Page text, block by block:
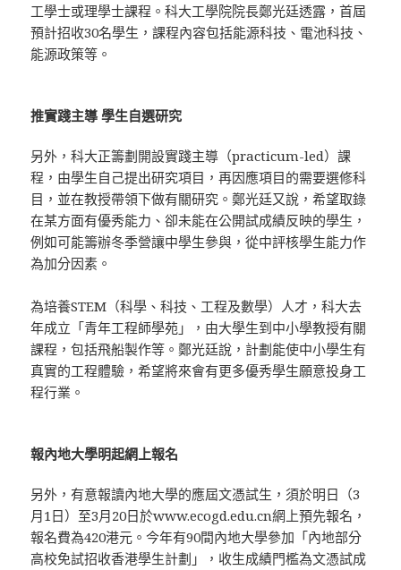
工學士或理學士課程。科大工學院院長鄭光廷透露，首屆
預計招收30名學生，課程內容包括能源科技、電池科技、
能源政策等。
推實踐主導 學生自選研究
另外，科大正籌劃開設實踐主導（practicum-led）課
程，由學生自己提出研究項目，再因應項目的需要選修科
目，並在教授帶領下做有關研究。鄭光廷又說，希望取錄
在某方面有優秀能力、卻未能在公開試成績反映的學生，
例如可能籌辦冬季營讓中學生參與，從中評核學生能力作
為加分因素。
為培養STEM（科學、科技、工程及數學）人才，科大去
年成立「青年工程師學苑」，由大學生到中小學教授有關
課程，包括飛船製作等。鄭光廷說，計劃能使中小學生有
真實的工程體驗，希望將來會有更多優秀學生願意投身工
程行業。
報內地大學明起網上報名
另外，有意報讀內地大學的應屆文憑試生，須於明日（3
月1日）至3月20日於www.ecogd.edu.cn網上預先報名，
報名費為420港元。今年有90間內地大學參加「內地部分
高校免試招收香港學生計劃」，收生成績門檻為文憑試成